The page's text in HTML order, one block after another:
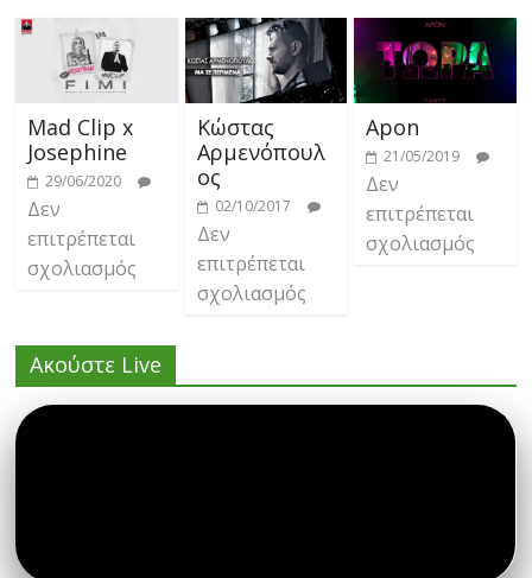
Mad Clip x
Josephine
29/06/2020
Δεν
επιτρέπεται
σχολιασμός
Κώστας
Αρμενόπουλ
ος
02/10/2017
Δεν
επιτρέπεται
σχολιασμός
Apon
21/05/2019
Δεν
επιτρέπεται
σχολιασμός
Ακούστε Live